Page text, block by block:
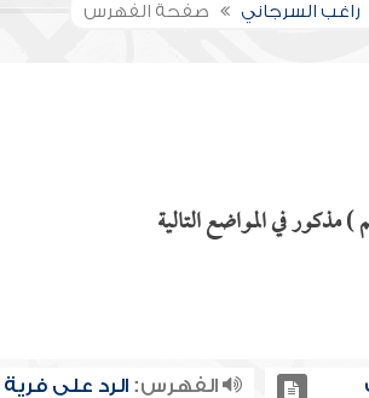
راغب السرجاني صفحة الفهرس
في المواضع التالية
الفهرس: الرد على